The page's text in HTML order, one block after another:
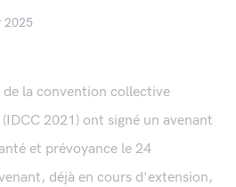
2025
de la convention collective
2021) ont signé un avenant
et prévoyance le 24
déjà en cours d'extension,